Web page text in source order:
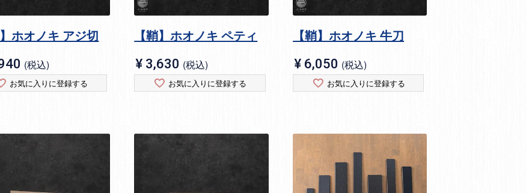
】ホオノキ アジ切
税込
お気に入りに登録する
【鞘】ホオノキ ペティ
¥ 3,630 税込
お気に入りに登録する
【鞘】ホオノキ 牛刀
¥ 6,050 税込
お気に入りに登録する